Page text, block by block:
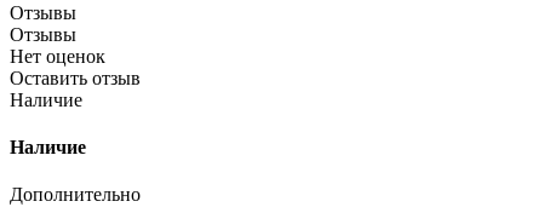
Отзывы
Отзывы
Нет оценок
Оставить отзыв
Наличие
Наличие
Дополнительно